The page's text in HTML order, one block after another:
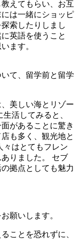
えてもらい、お互
は一緒にショッピ
索したりしまし
英語を使うこと
ます。
て、留学前と留学
美しい海とリゾー
活してみると、
があることに驚き
も多く、観光地と
々はとてもフレン
りました。 セブ
拠点としても魅力
願いします。
ことを恐れずに、